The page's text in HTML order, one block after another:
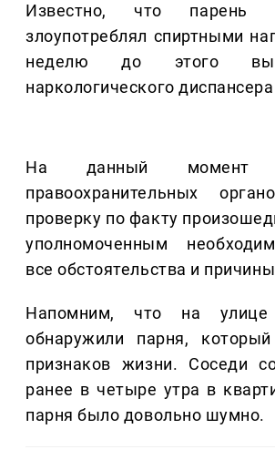
Известно, что парень
злоупотреблял спиртными
неделю до этого
наркологического
На данный момент
правоохранительных
проверку по факту
уполномоченным
все обстоятельства и
Напомним, что на улице
обнаружили парня,
признаков жизни. Соседи
ранее в четыре утра в
парня было довольно шумно.